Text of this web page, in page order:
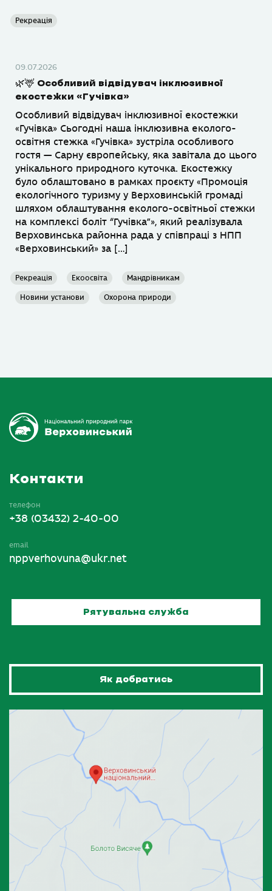
Рекреація
09.07.2026
🌿🦌 Особливий відвідувач інклюзивної
екостежки «Гучівка»
Особливий відвідувач інклюзивної екостежки
«Гучівка» Сьогодні наша інклюзивна еколого-
освітня стежка «Гучівка» зустріла особливого
гостя — Сарну європейську, яка завітала до цього
унікального природного куточка. Екостежку
було облаштовано в рамках проєкту «Промоція
екологічного туризму у Верховинській громаді
шляхом облаштування еколого-освітньої стежки
на комплексі боліт “Гучівка”», який реалізувала
Верховинська районна рада у співпраці з НПП
«Верховинський» за […]
Рекреація Екоосвіта Мандрівникам
Новини установи Охорона природи
Контакти
телефон
+38 (03432) 2-40-00
email
nppverhovuna@ukr.net
Рятувальна служба
Як добратись